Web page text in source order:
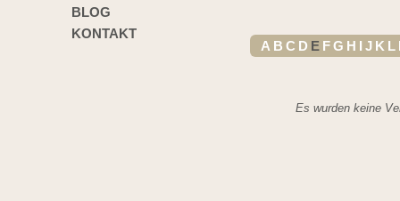
BLOG
KONTAKT
A B C D E FG H I J K L
Es wurden keine